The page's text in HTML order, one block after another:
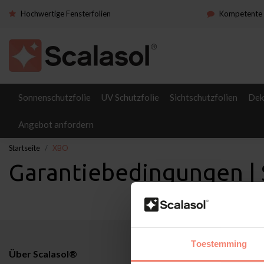
Toestemming
Hochwertige Fensterfolien Kompetente
Sonnenschutzfolie UV Schutzfolie Sichtschutzfolien
Angebot anfordern
Startseite XBO
Garantiebedingungen |
Über Scalasol®